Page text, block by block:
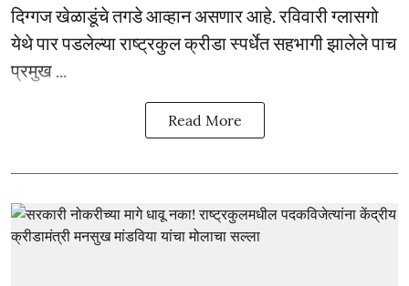
दिग्गज खेळाडूंचे तगडे आव्हान असणार आहे. रविवारी ग्लासगो
येथे पार पडलेल्या राष्ट्रकुल क्रीडा स्पर्धेत सहभागी झालेले पाच
प्रमुख ...
Read More